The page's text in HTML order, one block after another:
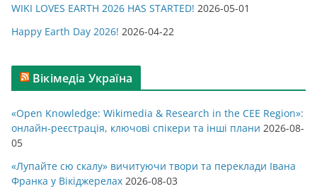
WIKI LOVES EARTH 2026 HAS STARTED! 2026-05-01
Happy Earth Day 2026! 2026-04-22
Вікімедіа Україна
«Open Knowledge: Wikimedia & Research in the CEE Region»:
онлайн-реєстрація, ключові спікери та інші плани 2026-08-
05
«Лупайте сю скалу» вичитуючи твори та переклади Івана
Франка у Вікіджерелах 2026-08-03